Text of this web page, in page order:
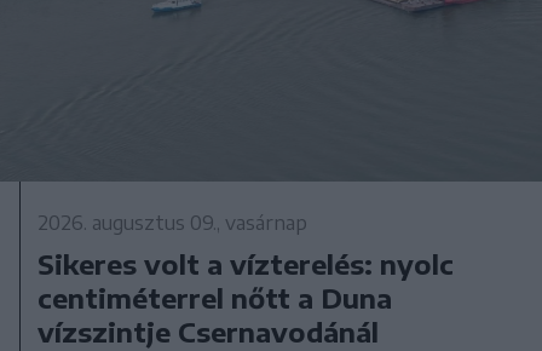
2026. augusztus 09., vasárnap
Sikeres volt a vízterelés: nyolc
centiméterrel nőtt a Duna
vízszintje Csernavodánál